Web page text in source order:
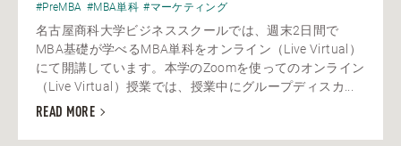
#PreMBA #MBA単科 #マーケティング
名古屋商科大学ビジネススクールでは、週末2日間で
MBA基礎が学べるMBA単科をオンライン（Live Virtual）
にて開講しています。本学のZoomを使ってのオンライン
（Live Virtual）授業では、授業中にグループディスカ...
READ MORE